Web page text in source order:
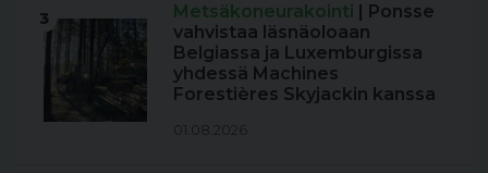
3 Metsäkoneurakointi | Ponsse
vahvistaa läsnäoloaan
Belgiassa ja Luxemburgissa
yhdessä Machines
Forestières Skyjackin kanssa
01.08.2026